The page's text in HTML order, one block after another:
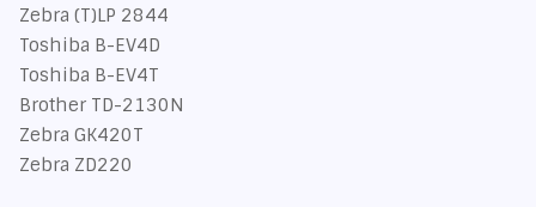
Zebra (T)LP 2844
Toshiba B-EV4D
Toshiba B-EV4T
Brother TD-2130N
Zebra GK420T
Zebra ZD220